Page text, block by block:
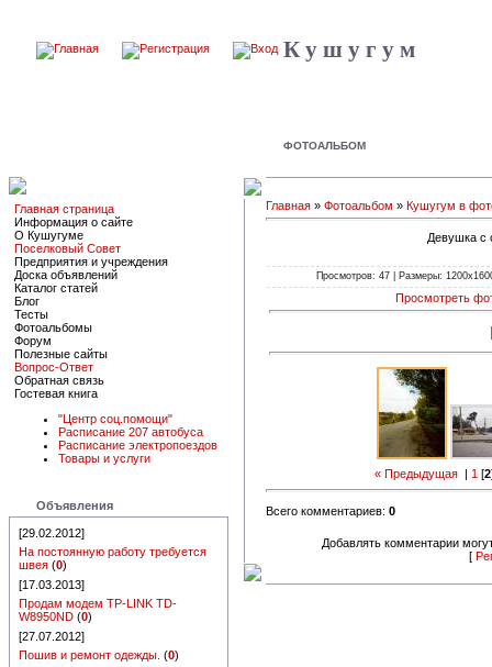
К у ш у г у м
ФОТОАЛЬБОМ
Главная страница
Информация о сайте
О Кушугуме
Поселковый Совет
Предприятия и учреждения
Доска объявлений
Каталог статей
Блог
Тесты
Фотоальбомы
Форум
Полезные сайты
Вопрос-Ответ
Обратная связь
Гостевая книга
"Центр соц.помощи"
Расписание 207 автобуса
Расписание электропоездов
Товары и услуги
Объявления
[29.02.2012]
На постоянную работу требуется
швея (0)
[17.03.2013]
Продам модем TP-LINK TD-
W8950ND (0)
[27.07.2012]
Пошив и ремонт одежды. (0)
Главная » Фотоальбом » Кушугум в
Девушка с
Просмотров: 47 | Размеры:
Просмотреть
« Предыдущая| 1 [2
Всего комментариев: 0
Добавлять комментарии
[